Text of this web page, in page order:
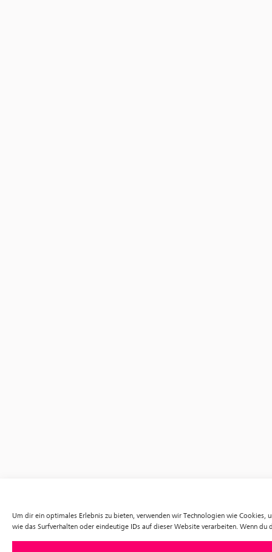
Um dir ein optimales Erlebnis zu bieten, verwenden wir Technologien wie
wie das Surfverhalten oder eindeutige IDs auf dieser Website verarbeiten. Wenn